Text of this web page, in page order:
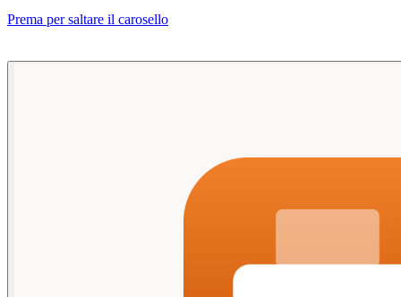
Prema per saltare il carosello